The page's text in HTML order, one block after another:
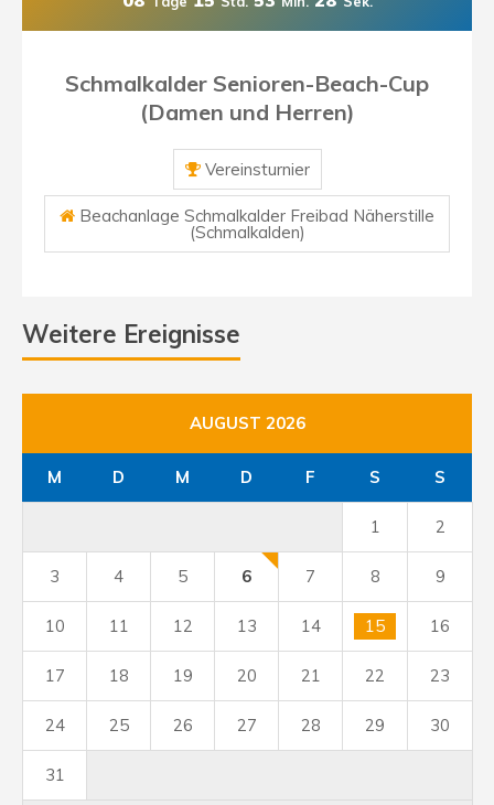
Schmalkalder Senioren-Beach-Cup
(Damen und Herren)
Vereinsturnier
Beachanlage Schmalkalder Freibad Näherstille
(Schmalkalden)
Weitere Ereignisse
AUGUST 2026
M D M D F S S
1 2
3 4 5 6 7 8 9
10 11 12 13 14 15 16
17 18 19 20 21 22 23
24 25 26 27 28 29 30
31